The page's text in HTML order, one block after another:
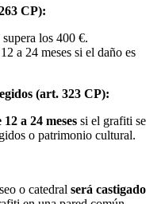
CP):
los 400 €.
a 24 meses si el daño es
(art. 323 CP):
a 24 meses si el grafiti se
o patrimonio cultural.
o catedral será castigado